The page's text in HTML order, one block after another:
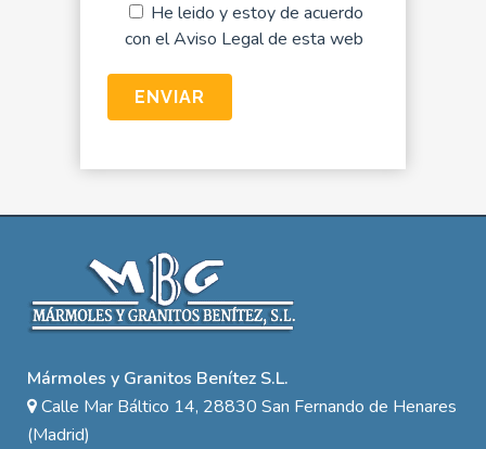
He leido y estoy de acuerdo
con elAviso Legalde esta web
Mármoles y Granitos Benítez S.L.
Calle Mar Báltico 14, 28830 San Fernando de Henares
(Madrid)